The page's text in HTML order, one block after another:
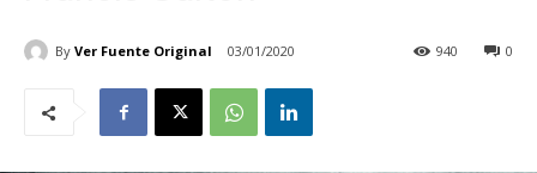
By Ver Fuente Original 03/01/2020 0
940